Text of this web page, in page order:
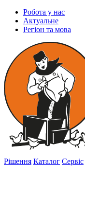
Робота у нас
Актуальне
Регіон та мова
Рішення Каталог Сервіс